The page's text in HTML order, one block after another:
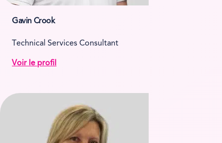
Gavin Crook
Technical Services Consultant
Voir le profil